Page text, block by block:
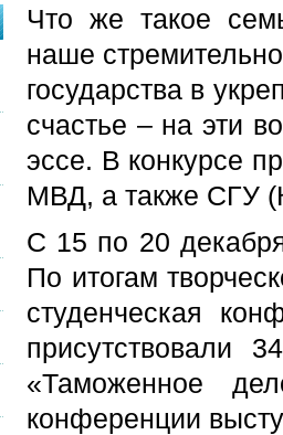
Что же такое
наше
государства в
счастье – на эти
эссе. В конкурсе
МВД, а также СГУ
С 15 по 20
По итогам
студенческая
присутствовали
«Таможенное
конференции